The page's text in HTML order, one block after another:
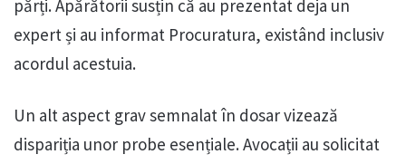
părți. Apărătorii susțin că au prezentat deja un
expert și au informat Procuratura, existând inclusiv
acordul acestuia.
Un alt aspect grav semnalat în dosar vizează
dispariția unor probe esențiale. Avocații au solicitat